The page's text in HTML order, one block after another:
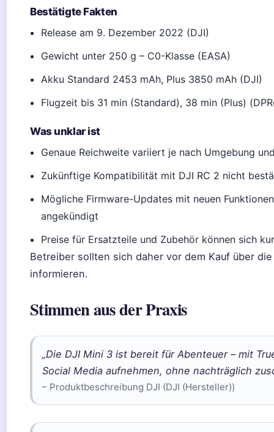
Bestätigte Fakten
Release am 9. Dezember 2022 (DJI)
Gewicht unter 250 g – C0-Klasse (EASA)
Akku Standard 2453 mAh, Plus 3850 mAh (DJI)
Flugzeit bis 31 min (Standard), 38 min (Plus)
Was unklar ist
Genaue Reichweite variiert je nach Umgebung
Zukünftige Kompatibilität mit DJI RC 2 nicht
Mögliche Firmware-Updates mit neuen
angekündigt
Preise für Ersatzteile und Zubehör können sich
Betreiber sollten sich daher vor dem Kauf über
informieren.
Stimmen aus der Praxis
„Die DJI Mini 3 ist bereit für Abenteuer – mit
Social Media aufnehmen, ohne nachträglich
– Produktbeschreibung DJI (DJI (Hersteller))